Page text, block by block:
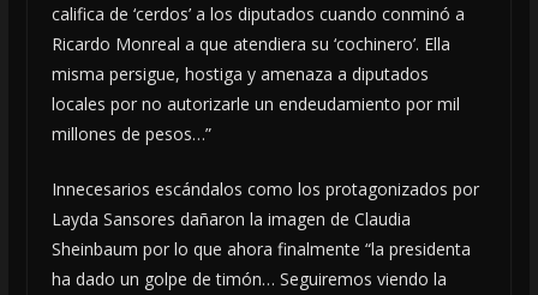
califica de ‘cerdos’ a los diputados cuando conminó a
Ricardo Monreal a que atendiera su ‘cochinero’. Ella
misma persigue, hostiga y amenaza a diputados
locales por no autorizarle un endeudamiento por mil
millones de pesos…”
Innecesarios escándalos como los protagonizados por
Layda Sansores dañaron la imagen de Claudia
Sheinbaum por lo que ahora finalmente “la presidenta
ha dado un golpe de timón… Seguiremos viendo la